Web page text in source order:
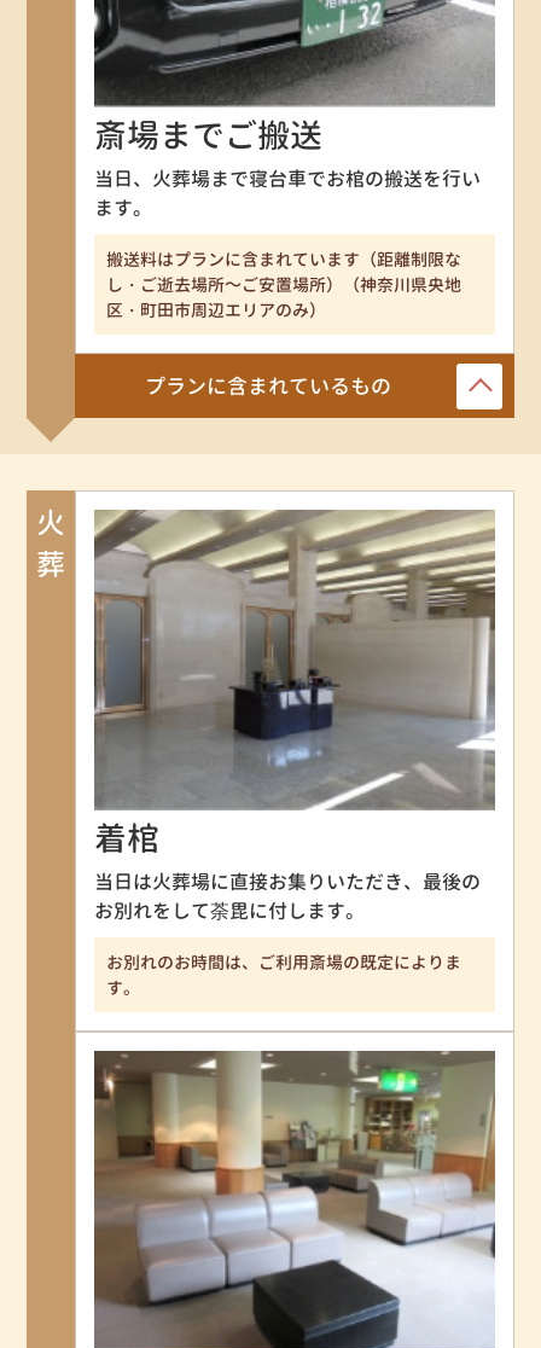
斎場までご搬送
当日、火葬場まで寝台車でお棺の搬送を行い
ます。
搬送料はプランに含まれています（距離制限な
し・ご逝去場所～ご安置場所）（神奈川県央地
区・町田市周辺エリアのみ）
プランに含まれているもの
火葬
着棺
当日は火葬場に直接お集りいただき、最後の
お別れをして荼毘に付します。
お別れのお時間は、ご利用斎場の既定によりま
す。